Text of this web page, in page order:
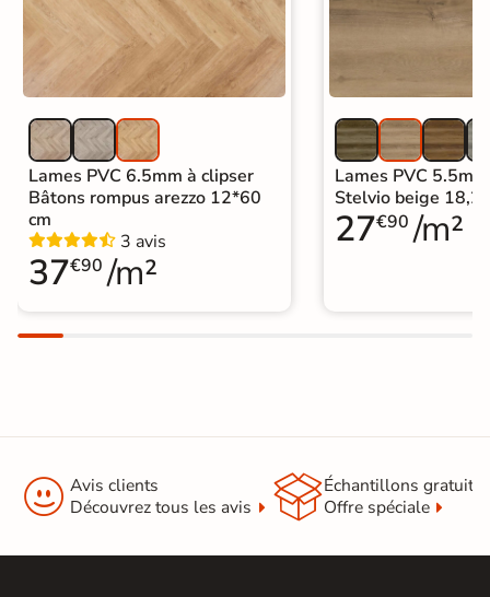
Entretien
nettoyer et est protégé contre l'usure
et la détérioration au quotidien. Il
vous suffit de l'essuyer de temps à
autre avec une serpillière humide et
des produits de nettoyage standard.
Origine
Sous-couche
intégrée
oui
Format Simplifié
Parquet
Lames PVC 6.5mm à clipser
Bâtons rompus arezzo 12*60
cm
3 avis
37€90 /m²
Lames PVC
Stelvio beige
27€90 /m²
 Avis clients
Découvrez tous les avis
Échantillons gratuit
Offre spéciale